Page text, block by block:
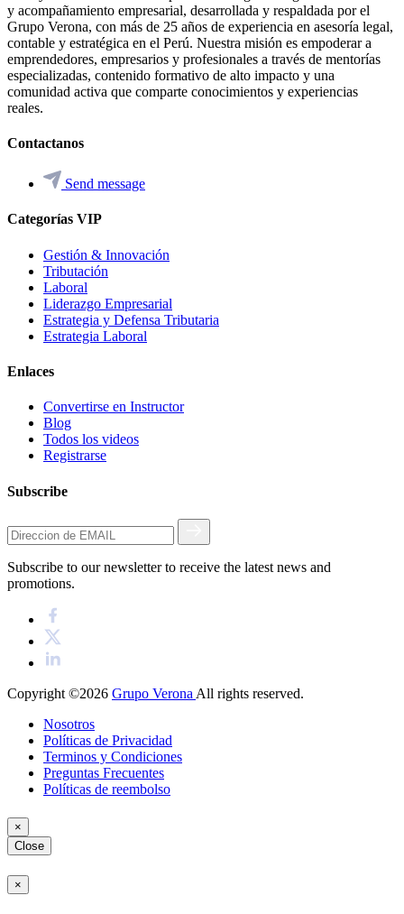
y acompañamiento empresarial, desarrollada y respaldada por el
Grupo Verona, con más de 25 años de experiencia en asesoría legal,
contable y estratégica en el Perú. Nuestra misión es empoderar a
emprendedores, empresarios y profesionales a través de mentorías
especializadas, contenido formativo de alto impacto y una
comunidad activa que comparte conocimientos y experiencias
reales.
Contactanos
Send message
Categorías VIP
Gestión & Innovación
Tributación
Laboral
Liderazgo Empresarial
Estrategia y Defensa Tributaria
Estrategia Laboral
Enlaces
Convertirse en Instructor
Blog
Todos los videos
Registrarse
Subscribe
Subscribe to our newsletter to receive the latest news and
promotions.
Copyright ©2026 Grupo Verona All rights reserved.
Nosotros
Políticas de Privacidad
Terminos y Condiciones
Preguntas Frecuentes
Políticas de reembolso
×
Close
×